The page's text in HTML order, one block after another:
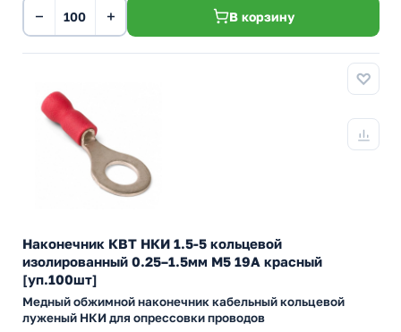
− + В корзину
Наконечник КВТ НКИ 1.5-5 кольцевой
изолированный 0.25–1.5мм М5 19А красный
[уп.100шт]
Медный обжимной наконечник кабельный кольцевой
луженый НКИ для опрессовки проводов